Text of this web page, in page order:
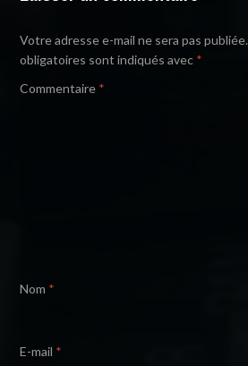
Votre adresse e-mail ne sera pas publiée.
obligatoires sont indiqués avec *
Commentaire *
Nom *
E-mail *